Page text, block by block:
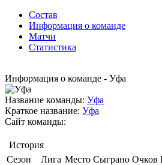
Состав
Информация о команде
Матчи
Статистика
Информация о команде - Уфа
Название команды: Уфа
Краткое название: Уфа
Сайт команды:
История
Сезон
Лига Место Сыграно Очков